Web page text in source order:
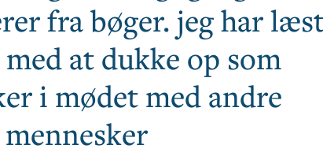
fra bøger. jeg har
at dukke op som
i mødet med andre
mennesker